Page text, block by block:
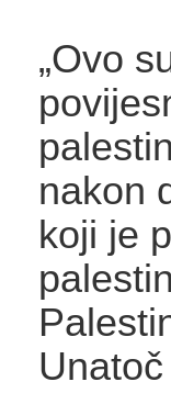
„Ovo
nakon
koji je